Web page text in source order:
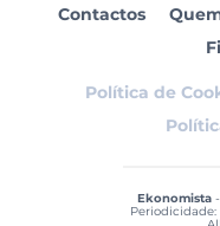
Contactos
Política de
Ekonomista-